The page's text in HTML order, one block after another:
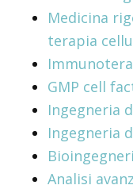
Medicina
terapia
GMP cell
Ingegneria
Ingegneria
Analisi